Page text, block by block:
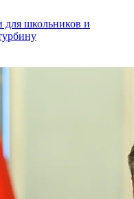
для школьников и